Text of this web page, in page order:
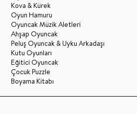
Kova & Kürek
Oyun Hamuru
Oyuncak Müzik Aletleri
Ahşap Oyuncak
Peluş Oyuncak & Uyku Arkadaşı
Kutu Oyunları
Eğitici Oyuncak
Çocuk Puzzle
Boyama Kitabı